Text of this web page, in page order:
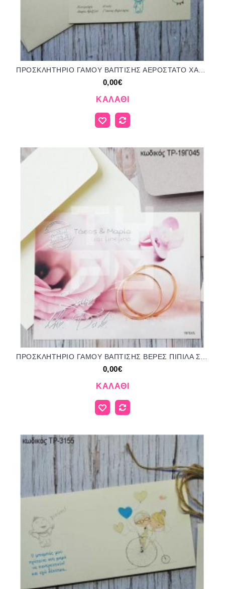
ΠΡΟΣΚΛΗΤΗΡΙΟ ΓΑΜΟΥ ΒΑΠΤΙΣΗΣ ΑΕΡΟΣΤΑΤΟ ΧΑΡΤΙ ΒΑΜΒΑΚΕΡΟ ΤΡ-3146
0,00€
ΚΑΛΆΘΙ
ΠΡΟΣΚΛΗΤΗΡΙΟ ΓΑΜΟΥ ΒΑΠΤΙΣΗΣ ΒΕΡΕΣ ΠΙΠΙΛΑ ΣΕ ΦΑΚΕΛΟ ΓΚΡΙ ΧΡΩΜΑ ΤΡ-19Γ045
0,00€
ΚΑΛΆΘΙ